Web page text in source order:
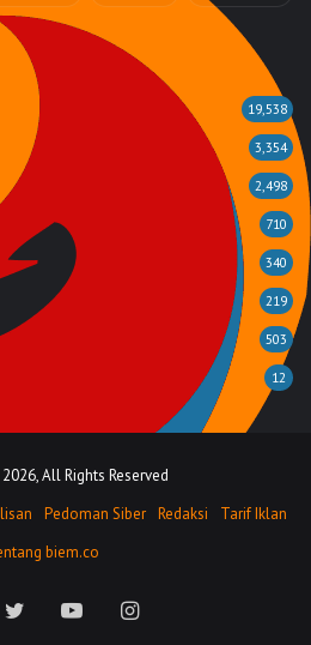
19,538
3,354
2,498
710
340
219
503
12
All Rights Reserved
Pedoman Siber Redaksi
Tarif Iklan
biem.co
Twitter YouTubeInstagram